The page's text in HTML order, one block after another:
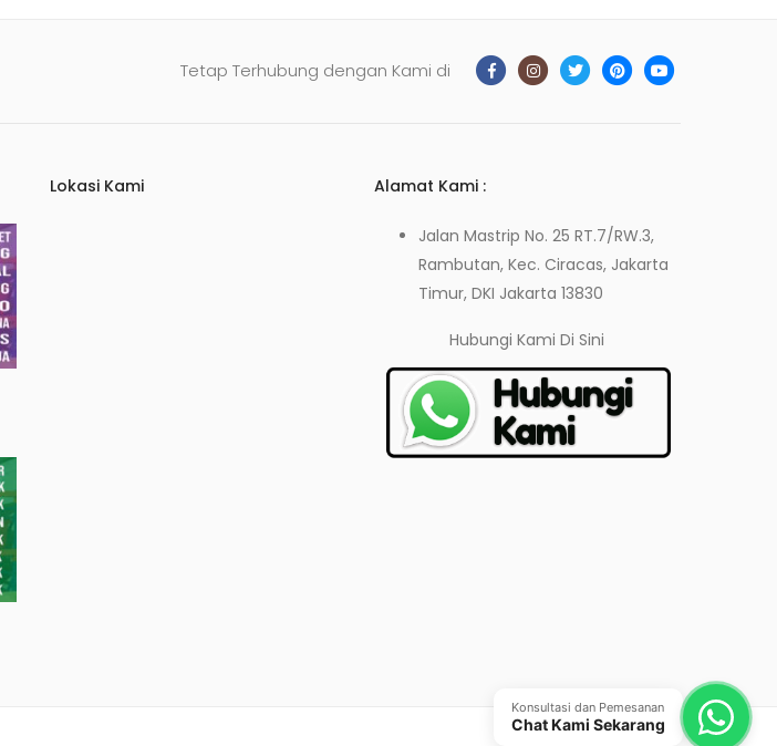
Tetap Terhubung dengan Kami di
Lokasi Kami Alamat Kami :
Jalan Mastrip No. 25 RT.7/RW.3,
Rambutan, Kec. Ciracas, Jakarta
Timur, DKI Jakarta 13830
Hubungi KamiDi Sini
Konsultasi dan Pemesanan
Chat Kami Sekarang